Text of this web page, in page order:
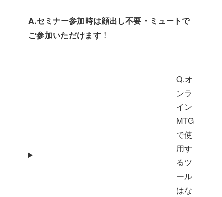
A.セミナー参加時は顔出し不要・ミュートで
ご参加いただけます！
Q.オ
ンラ
イン
MTG
で使
用す
るツ
ール
はな